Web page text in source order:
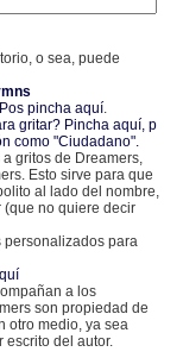
o sea, puede
pincha aquí.
gritar? Pincha aquí, p
como "Ciudadano".
gritos de Dreamers,
Esto sirve para que
al lado del nombre,
(que no quiere decir
personalizados para
a los
son propiedad de
otro medio, ya sea
escrito del autor.